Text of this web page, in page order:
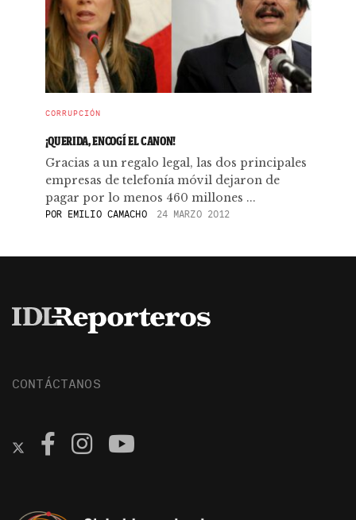
CORRUPCIÓN
¡QUERIDA, ENCOGÍ EL CANON!
Gracias a un regalo legal, las dos principales
empresas de telefonía móvil dejaron de
pagar por lo menos 460 millones ...
POREMILIO CAMACHO 24 MARZO 2012
CONTÁCTANOS